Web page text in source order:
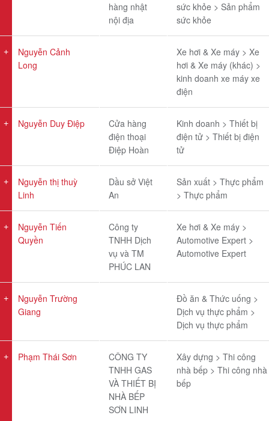
hàng nhật
nội địa
sức khỏe > Sản phẩm
sức khỏe
Nguyễn Cảnh
Long
Xe hơi & Xe máy > Xe
hơi & Xe máy (khác) >
kinh doanh xe máy xe
điện
Nguyễn Duy Điệp
Cửa hàng
điện thoại
Điệp Hoàn
Kinh doanh > Thiết bị
điện tử > Thiết bị điện
tử
Nguyễn thị thuỳ
Linh
Dầu sở Việt
An
Sản xuất > Thực phẩm
> Thực phẩm
Nguyễn Tiến
Quyền
Công ty
TNHH Dịch
vụ và TM
PHÚC LAN
Xe hơi & Xe máy >
Automotive Expert >
Automotive Expert
Nguyễn Trường
Giang
Đồ ăn & Thức uống >
Dịch vụ thực phẩm >
Dịch vụ thực phẩm
Phạm Thái Sơn
CÔNG TY
TNHH GAS
VÀ THIẾT BỊ
NHÀ BẾP
SƠN LINH
Xây dựng > Thi công
nhà bếp > Thi công nhà
bếp